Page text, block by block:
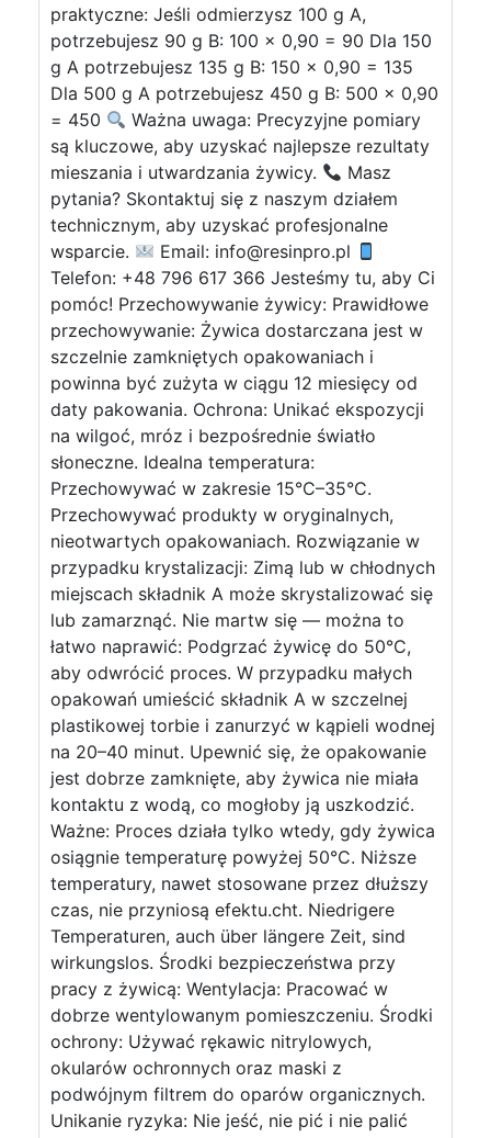
praktyczne: Jeśli odmierzysz 100 g A,
potrzebujesz 90 g B: 100 x 0,90 = 90 Dla 150
g A potrzebujesz 135 g B: 150 x 0,90 = 135
Dla 500 g A potrzebujesz 450 g B: 500 x 0,90
= 450
Ważna uwaga: Precyzyjne pomiary
są kluczowe, aby uzyskać najlepsze rezultaty
mieszania i utwardzania żywicy.
Masz
pytania? Skontaktuj się z naszym działem
technicznym, aby uzyskać profesjonalne
wsparcie.
Email: info@resinpro.pl
Telefon: +48 796 617 366 Jesteśmy tu, aby Ci
pomóc! Przechowywanie żywicy: Prawidłowe
przechowywanie: Żywica dostarczana jest w
szczelnie zamkniętych opakowaniach i
powinna być zużyta w ciągu 12 miesięcy od
daty pakowania. Ochrona: Unikać ekspozycji
na wilgoć, mróz i bezpośrednie światło
słoneczne. Idealna temperatura:
Przechowywać w zakresie 15°C–35°C.
Przechowywać produkty w oryginalnych,
nieotwartych opakowaniach. Rozwiązanie w
przypadku krystalizacji: Zimą lub w chłodnych
miejscach składnik A może skrystalizować się
lub zamarznąć. Nie martw się — można to
łatwo naprawić: Podgrzać żywicę do 50°C,
aby odwrócić proces. W przypadku małych
opakowań umieścić składnik A w szczelnej
plastikowej torbie i zanurzyć w kąpieli wodnej
na 20–40 minut. Upewnić się, że opakowanie
jest dobrze zamknięte, aby żywica nie miała
kontaktu z wodą, co mogłoby ją uszkodzić.
Ważne: Proces działa tylko wtedy, gdy żywica
osiągnie temperaturę powyżej 50°C. Niższe
temperatury, nawet stosowane przez dłuższy
czas, nie przyniosą efektu.cht. Niedrigere
Temperaturen, auch über längere Zeit, sind
wirkungslos. Środki bezpieczeństwa przy
pracy z żywicą: Wentylacja: Pracować w
dobrze wentylowanym pomieszczeniu. Środki
ochrony: Używać rękawic nitrylowych,
okularów ochronnych oraz maski z
podwójnym filtrem do oparów organicznych.
Unikanie ryzyka: Nie jeść, nie pić i nie palić